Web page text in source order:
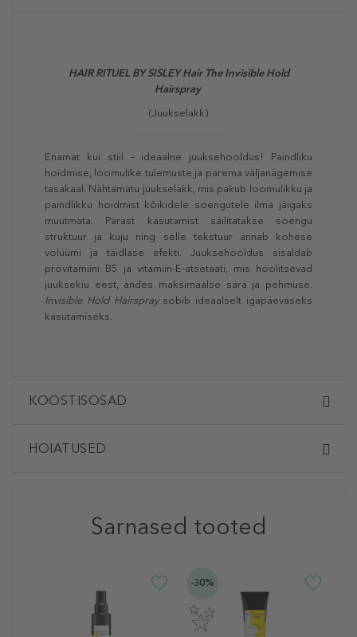
HAIR RITUEL BY SISLEY Hair The Invisible Hold
Hairspray
(Juukselakk)
Enamat kui stiil – ideaalne juuksehooldus! Paindliku
hoidmise, loomulike tulemuste ja parema väljanägemise
tasakaal. Nähtamatu juukselakk, mis pakub loomulikku ja
paindlikku hoidmist kõikidele soengutele ilma jäigaks
muutmata. Pärast kasutamist säilitatakse soengu
struktuur ja kuju ning selle tekstuur annab kohese
volüümi ja täidlase efekti. Juuksehooldus sisaldab
provitamiini B5 ja vitamiin-E-atsetaati, mis hoolitsevad
juuksekiu eest, andes maksimaalse sära ja pehmuse.
Invisible Hold Hairspraysobib ideaalselt igapäevaseks
kasutamiseks.
KOOSTISOSAD
HOIATUSED
Sarnased tooted
-30%